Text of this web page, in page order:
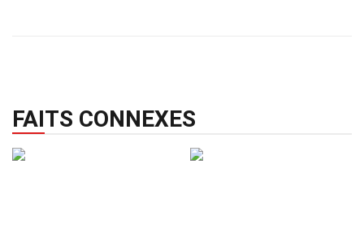
FAITS CONNEXES